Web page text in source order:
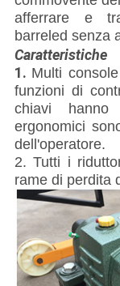
afferrare e
barreled senza
Caratteristiche
1. Multi
funzioni di
chiavi
ergonomici
dell'operatore.
2. Tutti i
rame di perdita